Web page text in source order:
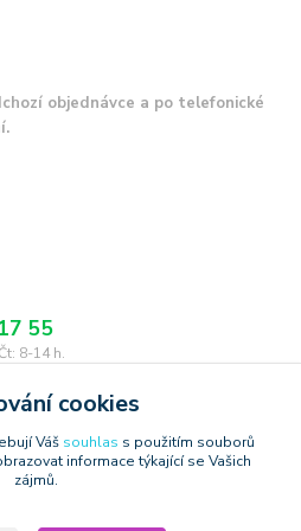
objednávce a po telefonické
55
8-14 h.
cookies
Váš souhlas s použitím souborů
informace týkající se Vašich
zájmů.